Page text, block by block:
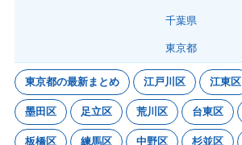
千葉県
東京都
東京都の最新まとめ 江戸川区 江東区
墨田区 足立区 荒川区 台東区
板橋区 練馬区 中野区 杉並区